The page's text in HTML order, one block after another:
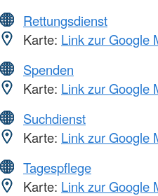
Rettungsdienst
Karte: Link zur Google
Spenden
Karte: Link zur Google
Suchdienst
Karte: Link zur Google
Tagespflege
Karte: Link zur Google